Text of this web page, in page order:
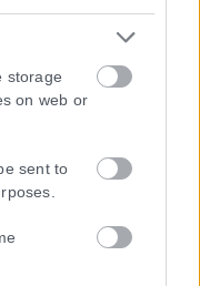
storage
on web or
sent to
GROUP A.E.” και κατ’
334 της Επιτροπής της
στο διαδίκτυο (L 63).